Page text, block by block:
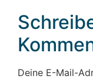
Deine E-Mail-